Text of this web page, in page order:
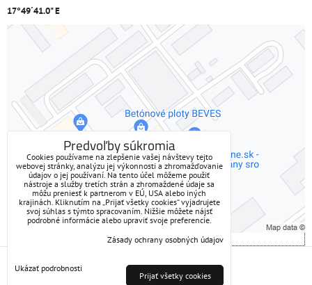
17°49´41.0" E
Externý obsah je blokovaný Voľbami súkromia
Prajete si načítať externý obsah?
Povoliť tentokrát
Povoliť a zapamätať - súhlas s druhom cookie: Funkčné
Otvoriť obsah v novom okne
Predvoľby súkromia
Cookies používame na zlepšenie vašej návštevy tejto
webovej stránky, analýzu jej výkonnosti a zhromažďovanie
údajov o jej používaní. Na tento účel môžeme použiť
nástroje a služby tretích strán a zhromaždené údaje sa
môžu preniesť k partnerom v EÚ, USA alebo iných
krajinách. Kliknutím na „Prijať všetky cookies“ vyjadrujete
svoj súhlas s týmto spracovaním. Nižšie môžete nájsť
podrobné informácie alebo upraviť svoje preferencie.
Zásady ochrany osobných údajov
Ukázať podrobnosti
Prijať všetky cookies